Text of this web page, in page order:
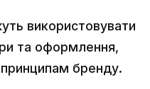
використовувати
та оформлення,
принципам бренду.